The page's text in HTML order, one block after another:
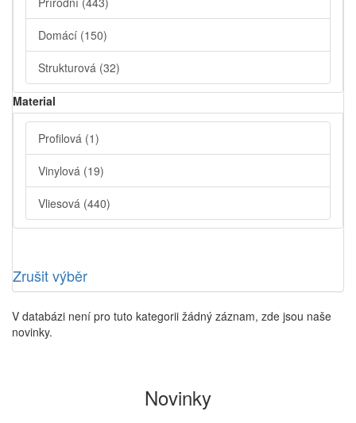
Domácí (150)
Strukturová (32)
Material
Profilová (1)
Vinylová (19)
Vliesová (440)
Zrušit výběr
V databázi není pro tuto kategorii žádný záznam, zde jsou naše
novinky.
Novinky